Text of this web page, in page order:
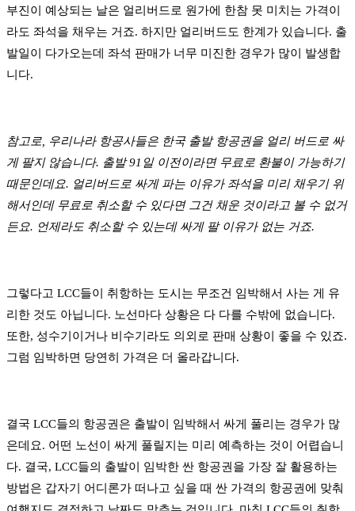
부진이 예상되는 날은 얼리버드로 원가에 한참 못 미치는 가격이
라도 좌석을 채우는 거죠. 하지만 얼리버드도 한계가 있습니다. 출
발일이 다가오는데 좌석 판매가 너무 미진한 경우가 많이 발생합
니다.
참고로, 우리나라 항공사들은 한국 출발 항공권을 얼리 버드로 싸
게 팔지 않습니다. 출발 91일 이전이라면 무료로 환불이 가능하기
때문인데요. 얼리버드로 싸게 파는 이유가 좌석을 미리 채우기 위
해서인데 무료로 취소할 수 있다면 그건 채운 것이라고 볼 수 없거
든요. 언제라도 취소할 수 있는데 싸게 팔 이유가 없는 거죠.
​그렇다고 LCC들이 취항하는 도시는 무조건 임박해서 사는 게 유
리한 것도 아닙니다. 노선마다 상황은 다 다를 수밖에 없습니다.
또한, 성수기이거나 비수기라도 의외로 판매 상황이 좋을 수 있죠.
그럼 임박하면 당연히 가격은 더 올라갑니다.
결국 LCC들의 항공권은 출발이 임박해서 싸게 풀리는 경우가 많
은데요. 어떤 노선이 싸게 풀릴지는 미리 예측하는 것이 어렵습니
다. 결국, LCC들의 출발이 임박한 싼 항공권을 가장 잘 활용하는
방법은 갑자기 어디론가 떠나고 싶을 때 싼 가격의 항공권에 맞춰